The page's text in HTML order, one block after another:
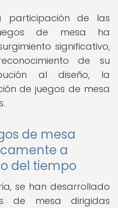
participación de las
de mesa ha
significativo,
de su
al diseño, la
de juegos de mesa
de mesa
a
del tiempo
se han desarrollado
de mesa dirigidas